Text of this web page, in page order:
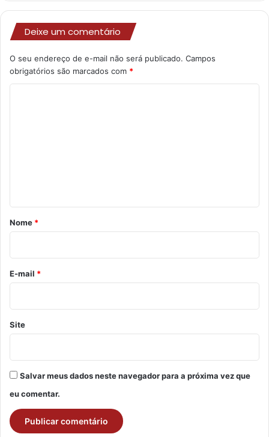
Deixe um comentário
O seu endereço de e-mail não será publicado. Campos
obrigatórios são marcados com *
r
o
*
Nome *
E-mail *
Site
Salvar meus dados neste navegador para a próxima vez que
eu comentar.